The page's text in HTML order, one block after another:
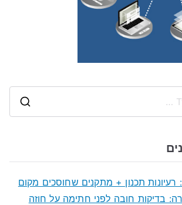
תכנון + מתקנים שחוסכים מקום
בדיקות חובה לפני חתימה על חוזה